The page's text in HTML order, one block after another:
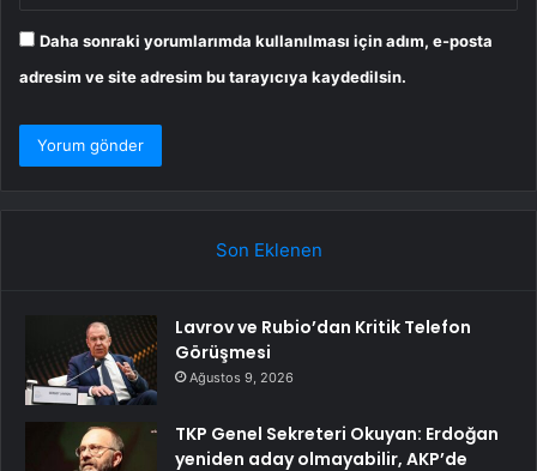
Daha sonraki yorumlarımda kullanılması için adım, e-posta
adresim ve site adresim bu tarayıcıya kaydedilsin.
Son Eklenen
Lavrov ve Rubio’dan Kritik Telefon
Görüşmesi
Ağustos 9, 2026
TKP Genel Sekreteri Okuyan: Erdoğan
yeniden aday olmayabilir, AKP’de